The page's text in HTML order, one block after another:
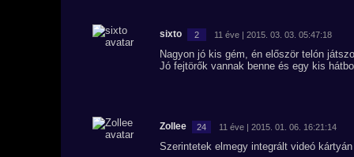
sixto 2 11 éve | 2015. 03. 03. 05:47:18
Nagyon jó kis gém, én először telón
Jó fejtörők vannak benne és egy kis
Zollee 24 11 éve | 2015. 01. 06. 16:21:14
Szerintetek elmegy integrált videó